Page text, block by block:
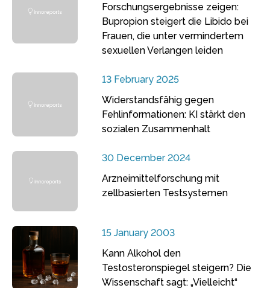
Forschungsergebnisse zeigen:
Bupropion steigert die Libido bei
Frauen, die unter vermindertem
sexuellen Verlangen leiden
13 February 2025
Widerstandsfähig gegen
Fehlinformationen: KI stärkt den
sozialen Zusammenhalt
30 December 2024
Arzneimittelforschung mit
zellbasierten Testsystemen
15 January 2003
Kann Alkohol den
Testosteronspiegel steigern? Die
Wissenschaft sagt: „Vielleicht“